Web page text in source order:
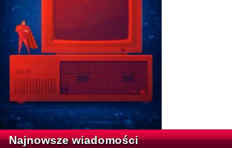
Najnowsze wiadomości